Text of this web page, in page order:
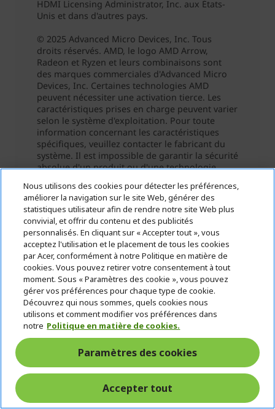
Nous utilisons des cookies pour détecter les préférences,
améliorer la navigation sur le site Web, générer des
statistiques utilisateur afin de rendre notre site Web plus
convivial, et offrir du contenu et des publicités
personnalisés. En cliquant sur « Accepter tout », vous
acceptez l'utilisation et le placement de tous les cookies
par Acer, conformément à notre Politique en matière de
cookies. Vous pouvez retirer votre consentement à tout
moment. Sous « Paramètres des cookie », vous pouvez
gérer vos préférences pour chaque type de cookie.
Découvrez qui nous sommes, quels cookies nous
utilisons et comment modifier vos préférences dans
notre Politique en matière de cookies.
Paramètres des cookies
Accepter tout